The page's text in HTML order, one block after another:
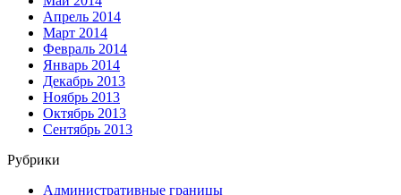
Апрель 2014
Март 2014
Февраль 2014
Январь 2014
Декабрь 2013
Ноябрь 2013
Октябрь 2013
Сентябрь 2013
Рубрики
Административные границы